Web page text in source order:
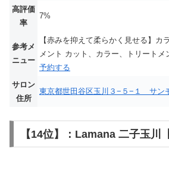
高評価
率
7%
参考メ
ニュー
【赤みを抑えて柔らかく見せる】カ
メント カット、カラー、トリートメ
予約する
サロン
住所
東京都世田谷区玉川３−５−１ サン
【14位】：Lamana 二子玉川